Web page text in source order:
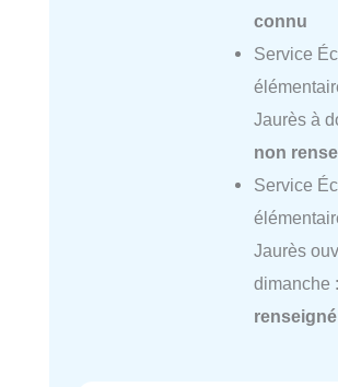
connu
Service
Jaurès à
non
Service
Jaurès
dimanche :
renseigné